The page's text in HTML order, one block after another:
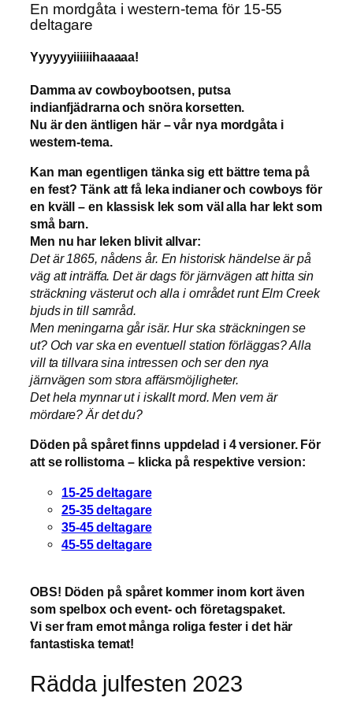
En mordgåta i western-tema för 15-55
deltagare
Yyyyyyiiiiiihaaaaa!
Damma av cowboybootsen, putsa
indianfjädrarna och snöra korsetten.
Nu är den äntligen här – vår nya mordgåta i
western-tema.
Kan man egentligen tänka sig ett bättre tema på
en fest? Tänk att få leka indianer och cowboys för
en kväll – en klassisk lek som väl alla har lekt som
små barn.
Men nu har leken blivit allvar:
Det är 1865, nådens år. En historisk händelse är på
väg att inträffa. Det är dags för järnvägen att hitta sin
sträckning västerut och alla i området runt Elm Creek
bjuds in till samråd.
Men meningarna går isär. Hur ska sträckningen se
ut? Och var ska en eventuell station förläggas? Alla
vill ta tillvara sina intressen och ser den nya
järnvägen som stora affärsmöjligheter.
Det hela mynnar ut i iskallt mord. Men vem är
mördare? Är det du?
Döden på spåret finns uppdelad i 4 versioner. För
att se rollistorna – klicka på respektive version:
15-25 deltagare
25-35 deltagare
35-45 deltagare
45-55 deltagare
OBS! Döden på spåret kommer inom kort även
som spelbox och event- och företagspaket.
Vi ser fram emot många roliga fester i det här
fantastiska temat!
Rädda julfesten 2023